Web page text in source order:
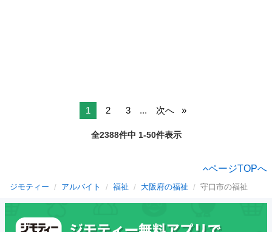
1 2 3 ... 次へ
全2388件中 1-50件表示
ページTOPへ
ジモティー アルバイト 福祉 大阪府の福祉 守口市の福祉